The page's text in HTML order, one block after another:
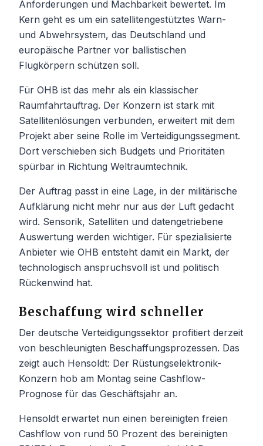
Anforderungen und Machbarkeit bewertet. Im
Kern geht es um ein satellitengestütztes Warn-
und Abwehrsystem, das Deutschland und
europäische Partner vor ballistischen
Flugkörpern schützen soll.
Für OHB ist das mehr als ein klassischer
Raumfahrtauftrag. Der Konzern ist stark mit
Satellitenlösungen verbunden, erweitert mit dem
Projekt aber seine Rolle im Verteidigungssegment.
Dort verschieben sich Budgets und Prioritäten
spürbar in Richtung Weltraumtechnik.
Der Auftrag passt in eine Lage, in der militärische
Aufklärung nicht mehr nur aus der Luft gedacht
wird. Sensorik, Satelliten und datengetriebene
Auswertung werden wichtiger. Für spezialisierte
Anbieter wie OHB entsteht damit ein Markt, der
technologisch anspruchsvoll ist und politisch
Rückenwind hat.
Beschaffung wird schneller
Der deutsche Verteidigungssektor profitiert derzeit
von beschleunigten Beschaffungsprozessen. Das
zeigt auch Hensoldt: Der Rüstungselektronik-
Konzern hob am Montag seine Cashflow-
Prognose für das Geschäftsjahr an.
Hensoldt erwartet nun einen bereinigten freien
Cashflow von rund 50 Prozent des bereinigten